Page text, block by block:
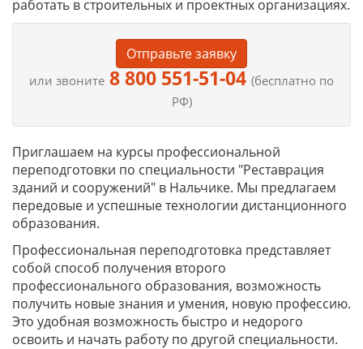
работать в строительных и проектных организациях.
Отправьте заявку
или звоните 8 800 551-51-04 (бесплатно по
РФ)
Приглашаем на курсы профессиональной
переподготовки по специальности "Реставрация
зданий и сооружений" в Нальчике. Мы предлагаем
передовые и успешные технологии дистанционного
образования.
Профессиональная переподготовка представляет
собой способ получения второго
профессионального образования, возможность
получить новые знания и умения, новую профессию.
Это удобная возможность быстро и недорого
освоить и начать работу по другой специальности.